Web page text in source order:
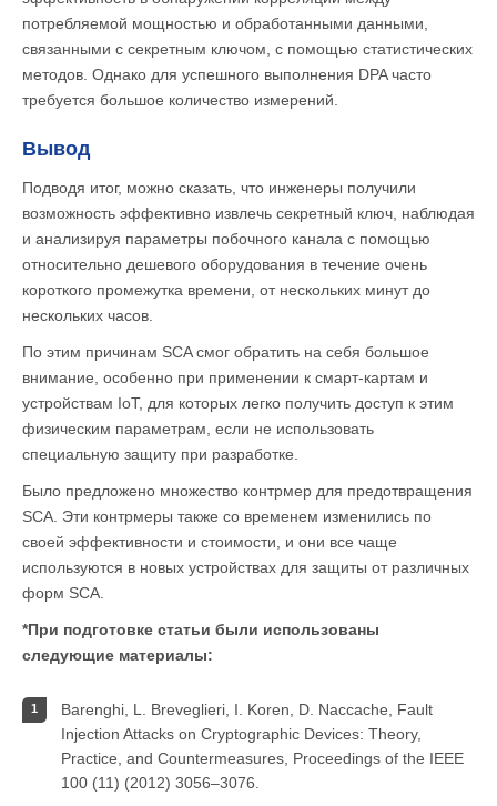
потребляемой мощностью и обработанными данными,
связанными с секретным ключом, с помощью статистических
методов. Однако для успешного выполнения DPA часто
требуется большое количество измерений.
Вывод
Подводя итог, можно сказать, что инженеры получили
возможность эффективно извлечь секретный ключ, наблюдая
и анализируя параметры побочного канала с помощью
относительно дешевого оборудования в течение очень
короткого промежутка времени, от нескольких минут до
нескольких часов.
По этим причинам SCA смог обратить на себя большое
внимание, особенно при применении к смарт-картам и
устройствам IoT, для которых легко получить доступ к этим
физическим параметрам, если не использовать
специальную защиту при разработке.
Было предложено множество контрмер для предотвращения
SCA. Эти контрмеры также со временем изменились по
своей эффективности и стоимости, и они все чаще
используются в новых устройствах для защиты от различных
форм SCA.
*При подготовке статьи были использованы
следующие материалы:
Barenghi, L. Breveglieri, I. Koren, D. Naccache, Fault
Injection Attacks on Cryptographic Devices: Theory,
Practice, and Countermeasures, Proceedings of the IEEE
100 (11) (2012) 3056–3076.